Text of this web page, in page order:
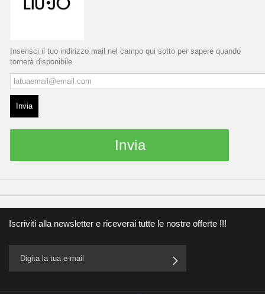
Inserisci il tuo indirizzo mail nel campo qui sotto per sapere quando
tornerà disponibile
Invia
Invia
Iscriviti alla newsletter e riceverai tutte le nostre offerte !!!